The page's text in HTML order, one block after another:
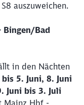
auszuweichen.
Bingen/Bad
in den Nächten
5. Juni, 8. Juni
Juni bis 3. Juli
Mainz Hbf -